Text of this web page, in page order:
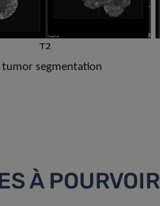
tumor segmentation
À POURVOIR